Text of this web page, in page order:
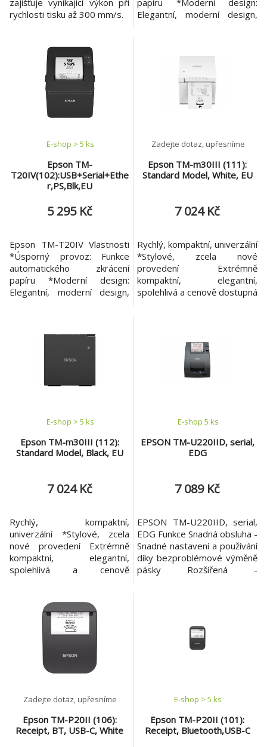
zajišťuje vynikající výkon při
rychlosti tisku až 300 mm/s.
papíru *Moderní design:
Elegantní, moderní design,
rychlost tisku: Rychlost tisku
250 mm/s *Flexibilní
možnosti připojení: Podpora
USB + sériové rozhraní *Bez
Epson TM-
T20IV(102):USB+Serial+Ethe
r,PS,Blk,EU
E-shop > 5 ks
5 295 Kč
Epson TM-T20IV Vlastnosti
*Úsporný provoz: Funkce
automatického zkrácení
papíru *Moderní design:
Elegantní, moderní design,
milionů řádků *Vysoká
rychlost tisku: Rychlost tisku
250 mm/s *Flexibilní
USB + Ethernet + sériové
Epson TM-m30III (111):
Standard Model, White, EU
Zadejte dotaz, upřesníme
7 024 Kč
Rychlý, kompaktní, univerzální
*Stylové, zcela nové
provedení Extrémně
kompaktní, elegantní,
spolehlivá a cenově dostupná
možností 18W připojení
*Navržena pro efektivitu Je
vybavena detektorem
blížícího se konce papíru a
Epson TM-m30III (112):
Standard Model, Black, EU
E-shop > 5 ks
7 024 Kč
Rychlý, kompaktní,
univerzální *Stylové, zcela
nové provedení Extrémně
kompaktní, elegantní,
spolehlivá a cenově
tabletu PD s portem USB
typu C s možností 18W
připojení *Navržena pro
efektivitu Je vybavena
detektorem blížícího se
konce papíru a vynikajícím
odvíjecím mechanismem. *Vy
EPSON TM-U220IID, serial,
EDG
E-shop 5 ks
7 089 Kč
EPSON TM-U220IID, serial,
EDG Funkce Snadná obsluha -
Snadné nastavení a používání
díky bezproblémové výměně
pásky Rozšířená -
Vysoce efektivní
průchodnost, rychlejší tisk
stvrzenek a objednávek
Epson TM-P20II (106):
Receipt, BT, USB-C, White
Zadejte dotaz, upřesníme
Epson TM-P20II (101):
Receipt, Bluetooth,USB-C
E-shop > 5 ks